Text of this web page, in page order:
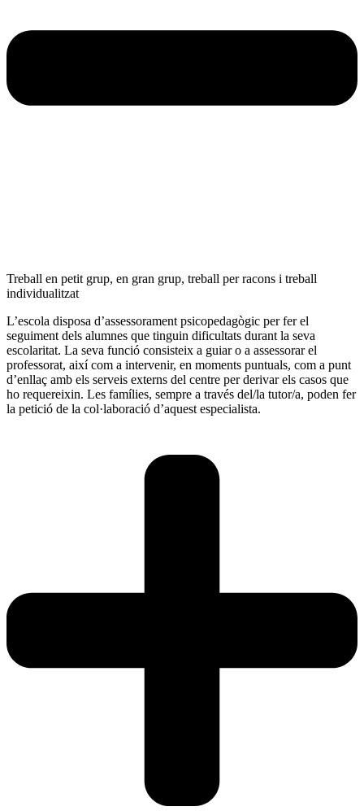
Treball en petit grup, en gran grup, treball per racons i treball
individualitzat
L’escola disposa d’assessorament psicopedagògic per fer el
seguiment dels alumnes que tinguin dificultats durant la seva
escolaritat. La seva funció consisteix a guiar o a assessorar el
professorat, així com a intervenir, en moments puntuals, com a punt
d’enllaç amb els serveis externs del centre per derivar els casos que
ho requereixin. Les famílies, sempre a través del/la tutor/a, poden fer
la petició de la col·laboració d’aquest especialista.